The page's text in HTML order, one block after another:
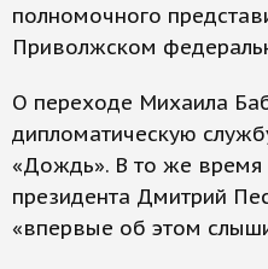
полномочного
Приволжском
О переходе Михаила
дипломатическую
«Дождь». В то же время
президента Дмитрий
«впервые об этом